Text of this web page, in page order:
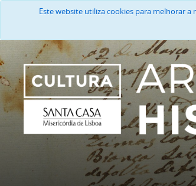
Este website utiliza cookies para melhorar